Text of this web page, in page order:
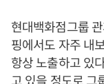
현대백화점그룹
핑에서도 자주 내
항상 노출하고 있
고 있을 정도로 그